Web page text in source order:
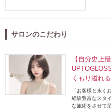
サロンのこだわり
【自分史上
くもり溢れ
「お客様と永く
経験豊富なスタ
な施術をさせて